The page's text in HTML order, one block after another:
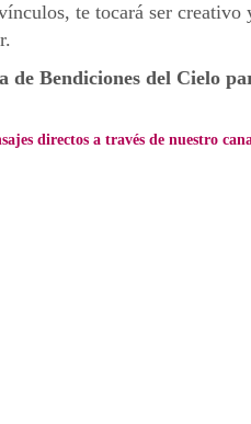
te tocará ser creativo
de Bendiciones del Cielo
directos a través de nuestro